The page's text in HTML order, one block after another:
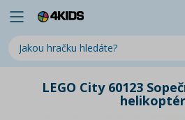
LEGO City 60123